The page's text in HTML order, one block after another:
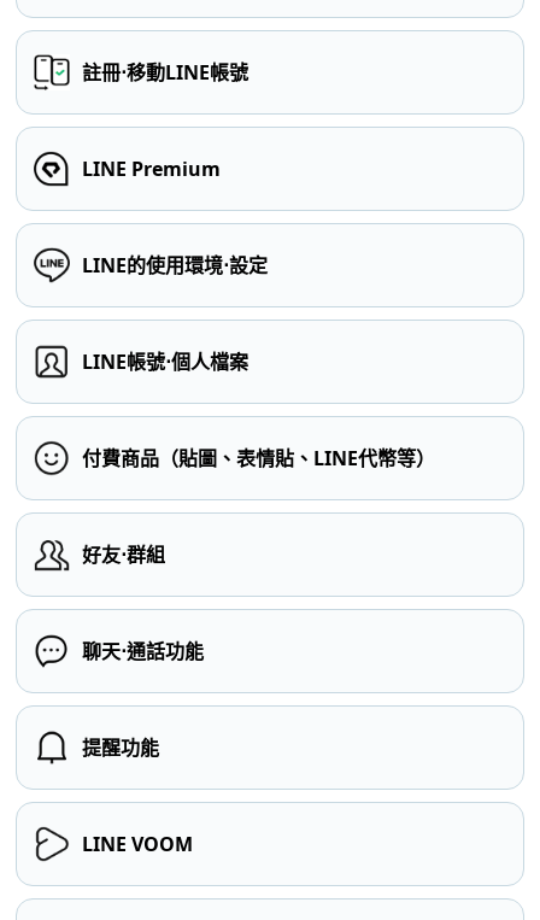
註冊⋅移動LINE帳號
LINE Premium
LINE的使用環境⋅設定
LINE帳號⋅個人檔案
付費商品（貼圖、表情貼、LINE代幣等）
好友⋅群組
聊天⋅通話功能
提醒功能
LINE VOOM